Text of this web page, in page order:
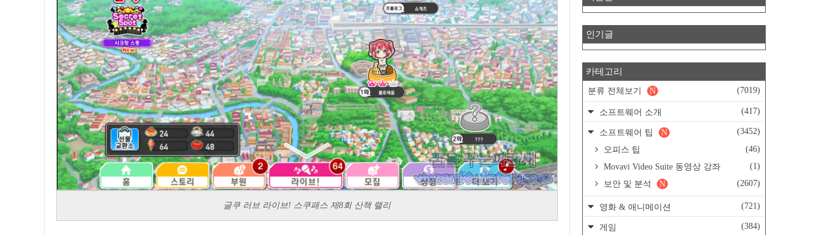
글쿠 러브 라이브! 스쿠패스 제8회 산책 랠리
인기글
카테고리
분류 전체보기 (7019)
N
소프트웨어 소개 (417)
소프트웨어 팁 (3452)
N
오피스 팁
(46)
Movavi Video Suite 동영상 강좌
(1)
보안 및 분석
(2607)
N
영화 & 애니메이션 (721)
게임
(384)